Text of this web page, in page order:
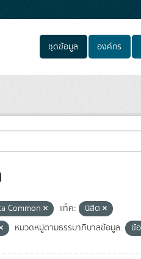
ชุดข้อมูล องค์กร
Common แท็ค:
นิสิต
หมวดหมู่ตามธรรมาภิบาลข้อมูล: ข้